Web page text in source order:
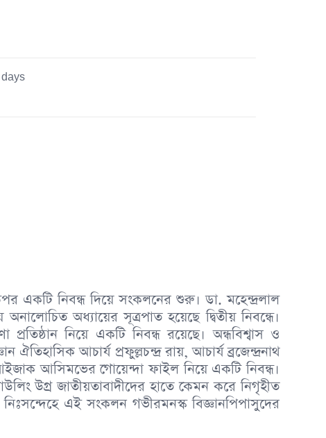
একটি নিবন্ধ দিয়ে সংকলনের শুরু। ডা. মহেন্দ্রলাল
অধ্যায়ের সূত্রপাত হয়েছে দ্বিতীয় নিবন্ধে।
প্রতিষ্ঠান নিয়ে একটি নিবন্ধ রয়েছে। অন্ধবিশ্বাস ও
ঐতিহাসিক আচার্য প্রফুল্লচন্দ্ৰ রায়, আচার্য ব্রজেন্দ্রনাথ
আইজাক আসিমভের গোয়েন্দা ফাইল নিয়ে একটি নিবন্ধ।
উগ্র জাতীয়তাবাদীদের হাতে কেমন করে নিগৃহীত
এই সংকলন গভীরমনস্ক বিজ্ঞানপিপাসুদের